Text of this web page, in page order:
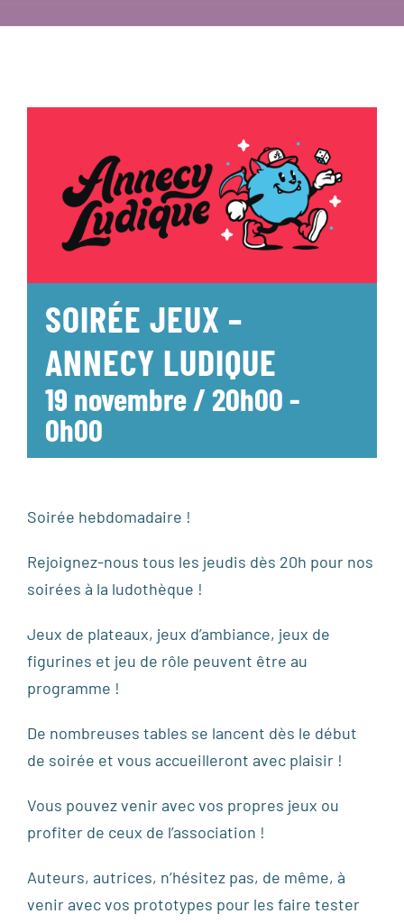
SOIRÉE JEUX –
ANNECY LUDIQUE
19 novembre / 20h00-
0h00
Soirée hebdomadaire !
Rejoignez-nous tous les jeudis dès 20h pour nos
soirées à la ludothèque !
Jeux de plateaux, jeux d’ambiance, jeux de
figurines et jeu de rôle peuvent être au
programme !
De nombreuses tables se lancent dès le début
de soirée et vous accueilleront avec plaisir !
Vous pouvez venir avec vos propres jeux ou
profiter de ceux de l’association !
Auteurs, autrices, n’hésitez pas, de même, à
venir avec vos prototypes pour les faire tester